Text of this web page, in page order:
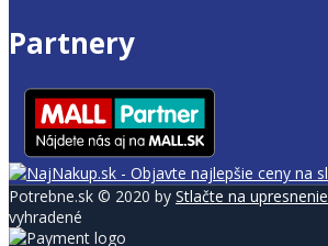
Partnery
Potrebne.sk © 2020 by Stlačte na upresnenie
vyhradené